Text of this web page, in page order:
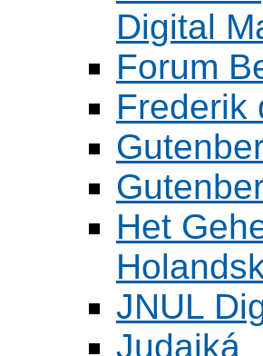
Digital
Forum
Frederik
Het
JNUL
Judaiká